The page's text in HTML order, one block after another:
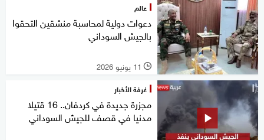
عالم
دعوات دولية لمحاسبة منشقين التحقوا
بالجيش السوداني
l 11 يونيو 2026
غرفة الأخبار
مجزرة جديدة في كردفان.. 16 قتيلا
مدنيا في قصف للجيش السوداني